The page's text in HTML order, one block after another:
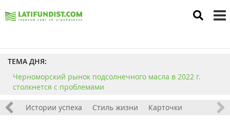
ТЕМА ДНЯ:
Черноморский рынок подсолнечного масла в 2022 г.
столкнется с проблемами
Истории успеха Стиль жизни Карточки